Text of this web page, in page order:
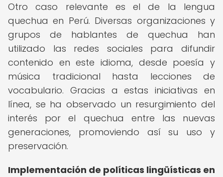
Otro caso relevante es el de la lengua
quechua en Perú. Diversas organizaciones y
grupos de hablantes de quechua han
utilizado las redes sociales para difundir
contenido en este idioma, desde poesía y
música tradicional hasta lecciones de
vocabulario. Gracias a estas iniciativas en
línea, se ha observado un resurgimiento del
interés por el quechua entre las nuevas
generaciones, promoviendo así su uso y
preservación.
Implementación de políticas lingüísticas en